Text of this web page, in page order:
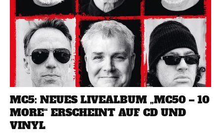
MC5: NEUES LIVEALBUM „MC50 – 10
MORE“ ERSCHEINT AUF CD UND
VINYL